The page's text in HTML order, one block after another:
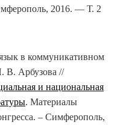
2016. — Т. 2
в коммуникативном
В. Арбузова //
и национальная
. Материалы
– Симферополь,